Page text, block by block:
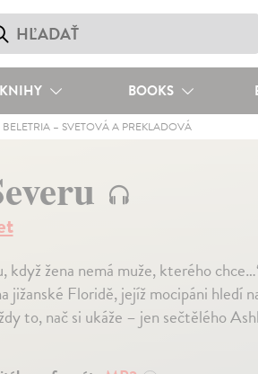
KNIHY BOOKS
BELETRIA – SVETOVÁ A PREKLADOVÁ
když žena nemá muže, kterého
jižanské Floridě, jejíž mocipáni hledí
to, nač si ukáže – jen sečtělého